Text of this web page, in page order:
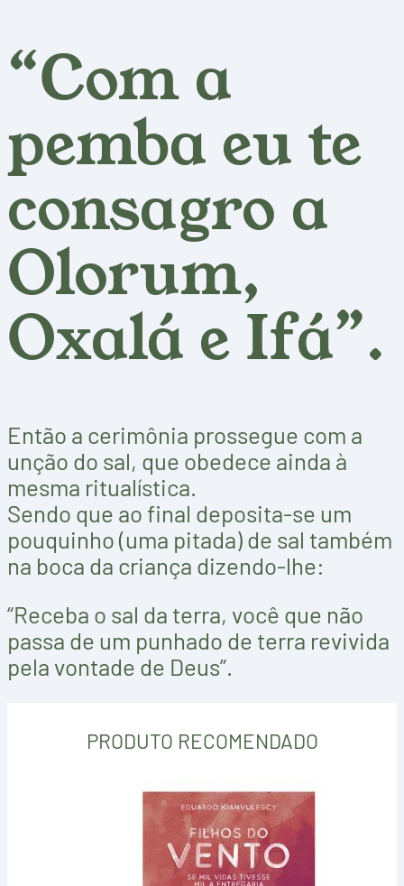
“Com a
pemba eu te
consagro a
Olorum,
Oxalá e Ifá”.
Então a cerimônia prossegue com a
unção do sal, que obedece ainda à
mesma ritualística.
Sendo que ao final deposita-se um
pouquinho (uma pitada) de sal também
na boca da criança dizendo-lhe:
“Receba o sal da terra, você que não
passa de um punhado de terra revivida
pela vontade de Deus”.
PRODUTO RECOMENDADO